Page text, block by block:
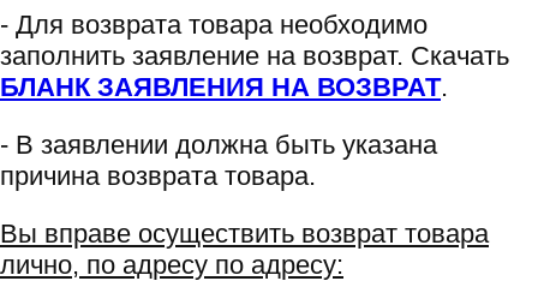
- Для возврата товара необходимо
заполнить заявление на возврат. Скачать
БЛАНК ЗАЯВЛЕНИЯ НА ВОЗВРАТ.
- В заявлении должна быть указана
причина возврата товара.
Вы вправе осуществить возврат товара
лично, по адресу по адресу: